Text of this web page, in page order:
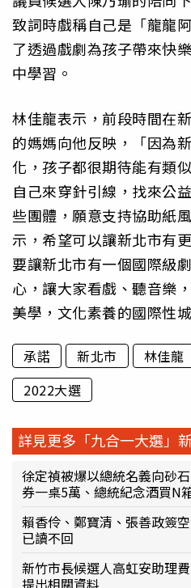
致詞時戲稱自己是「龍龍
了透過戲劇為孩子帶來快
中學習。
林佳龍表示，前段時間在
的媽媽向他反映，「因為
化，孩子都很期待能有類
自己來穿針引線，找來公
些團體，願意支持協助紙
示，希望可以讓新北市有
要讓新北市有一個國際級
心，讓大家看戲、聽音樂
美學，文化素養的國際性
承諾 新北市 林佳龍
2022大選
詳見更多「九合一大選」
徐定禎被爆以總統名義向砂
券一桌5萬、總統紀念酒買N
賴香伶、鄭寶清、張善政簽
已讀不回
新竹市長候選人高虹安助理
提出相關資料